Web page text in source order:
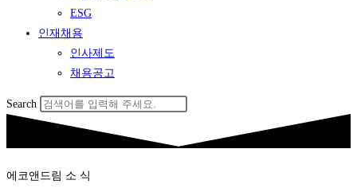
ESG
인재채용
인사제도
채용공고
Search
에코앤드림 소 식